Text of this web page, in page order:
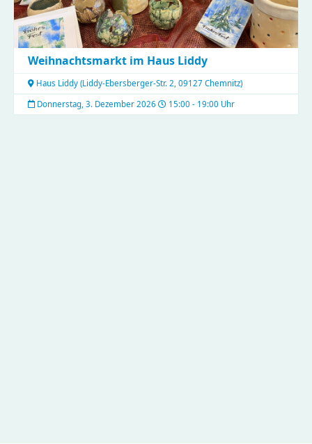
Weihnachtsmarkt im Haus Liddy
Haus Liddy (Liddy-Ebersberger-Str. 2, 09127 Chemnitz)
Donnerstag, 3. Dezember 2026
15:00 - 19:00 Uhr